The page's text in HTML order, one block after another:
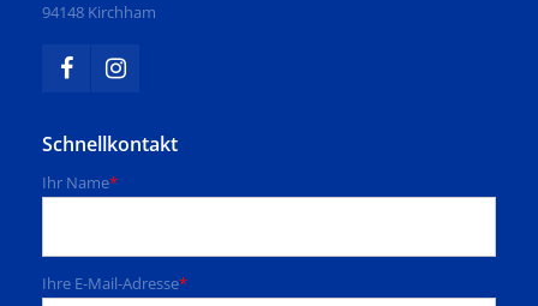
94148 Kirchham
Schnellkontakt
Ihr Name*
Ihre E-Mail-Adresse*